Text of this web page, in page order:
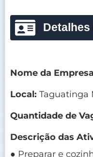
Detalhes
Nome da
Local: Taguatinga
Quantidade de
Descrição das
● Preparar e